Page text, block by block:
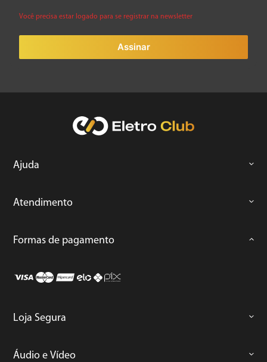
Você precisa estar logado para se registrar na newsletter
Assinar
Ajuda
Atendimento
Formas de pagamento
Loja Segura
Áudio e Vídeo